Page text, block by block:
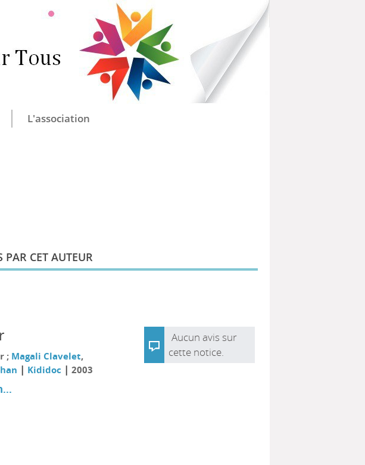
CULTURE ET BIBLIOTHÈQUES POUR TOUS
CENTRE DÉPARTEMENTAL DU HAVRE
L'association
CET AUTEUR
; Magali Clavelet,
| Kididoc | 2003
Aucun avis sur
cette notice.